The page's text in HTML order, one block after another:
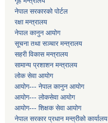
नेपाल सरकारको पोर्टल
रक्षा मन्त्रालय
नेपाल कानुन आयोग
सूचना तथा सञ्चार मन्त्रालय
सहरी विकास मन्त्रालय
सामान्य प्रशाशन मन्त्रालय
लोक सेवा आयोग
आयोग--- नेपाल कानुन आयोग
आयोग--- लोकसेवा आयोग
आयोग--- शिक्षक सेवा आयोग
नेपाल सरकार प्रधान मन्त्रीको कार्यालय